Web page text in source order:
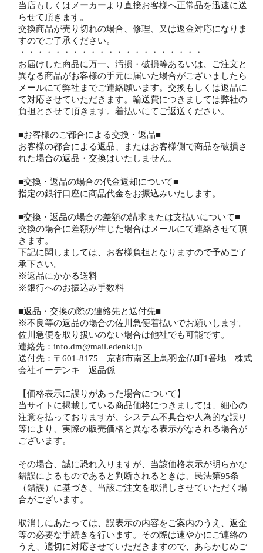
当店もしくはメーカーより直接お客様へ正常品を迅速に送
らせて頂きます。
交換商品が売り切れの場合、修理、又は返金対応になりま
すのでご了承ください。
・・・・・・・・・・・・・・・・・・・・・
お届けした商品に万一、汚損・破損等あるいは、ご注文と
異なる商品がお客様の手元に届いた場合がございましたら
メールにて弊社までご連絡願います。交換もしくは返品に
て対応させていただきます。輸送費につきましては弊社の
負担とさせて頂きます。着払いにてご返送ください。
■お客様のご都合による交換・返品■
お客様の都合による返品、またはお客様側で商品を破損さ
れた場合の返品・交換はいたしません。
■交換・返品の場合の代金返却について■
指定の銀行口座に商品代金をお振込みいたします。
■交換・返品の場合の差額の請求または支払いについて■
交換の場合に差額が生じた場合はメールにて連絡させて頂
きます。
下記に関しましては、お客様負担となりますので予めご了
承下さい。
※返品にかかる送料
※銀行へのお振込み手数料
■返品・交換の際の連絡先と送付先■
※不良等の返品の場合の佐川急便着払いでお願いします。
佐川急便を取り扱いのない場合は他社でも可能です。
連絡先：info.dm@mail.edenki.jp
送付先：〒601-8175 京都市南区上鳥羽金仏町1番地 株式
会社イーデンキ 返品係
【価格表示に誤りがあった場合について】
当サイトに掲載している商品価格につきましては、細心の
注意を払っておりますが、システム不具合や人為的な誤り
等により、実際の販売価格と異なる表示がなされる場合が
ございます。
その場合、誠に恐れ入りますが、当該価格表示が明らかな
錯誤によるものであると判断されるときは、民法第95条
（錯誤）に基づき、当該ご注文を取消しさせていただく場
合がございます。
取消しにあたっては、誤表示の内容をご案内のうえ、返金
等の必要な手続きを行います。その際は速やかにご連絡の
うえ、適切に対応させていただきますので、あらかじめご